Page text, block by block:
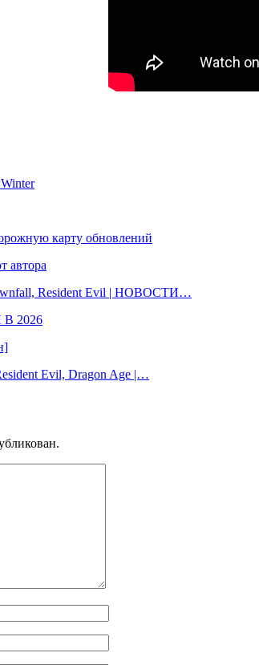
карту обновлений
автора
Resident Evil | НОВОСТИ…
2026
Evil, Dragon Age |…